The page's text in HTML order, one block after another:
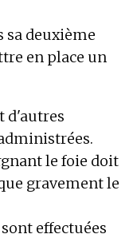
sa deuxième
en place un
d'autres
le foie doit
gravement le
effectuées